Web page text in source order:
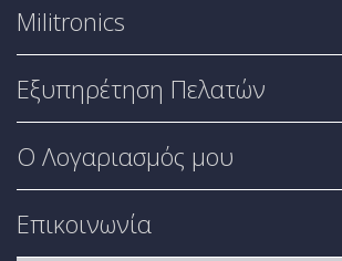
Militronics
Εξυπηρέτηση Πελατών
Ο Λογαριασμός μου
Επικοινωνία